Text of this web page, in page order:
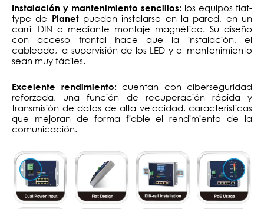
Instalación y mantenimiento sencillos: los equipos flat-
type de Planetpueden instalarse en la pared, en un
carril DIN o mediante montaje magnético. Su diseño
con acceso frontal hace que la instalación, el
cableado, la supervisión de los LED y el mantenimiento
sean muy fáciles.
Excelente rendimiento: cuentan con ciberseguridad
reforzada, una función de recuperación rápida y
transmisión de datos de alta velocidad, características
que mejoran de forma fiable el rendimiento de la
comunicación.